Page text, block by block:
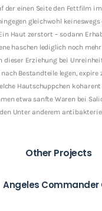
der einen Seite den Fettfilm
gleichwohl
Haut zerstort – sodann
haschen lediglich noch
dieser Erziehung bei
Bestandteile legen, expire
Hautschuppchen
etwa sanfte Waren bei
Unter anderem
Other Projects
Angeles Commander